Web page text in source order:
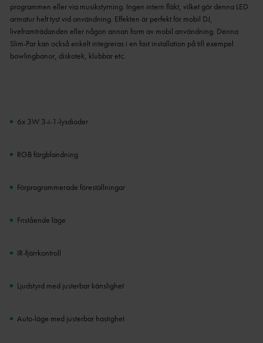
programmen eller via musikstyrning. Ingen intern fläkt, vilket gör denna LED
armatur helt tyst vid användning. Effekten är perfekt för mobil DJ,
liveframträdanden eller någon annan form av mobil användning. Denna
Slim-Par kan också enkelt integreras i en fast installation på till exempel
bowlingbanor, diskotek, klubbar etc.
6x 3W 3-i-1-lysdioder
RGB färgblandning
Förprogrammerade föreställningar
Fristående läge
IR-fjärrkontroll
Ljudstyrd med justerbar känslighet
Auto-läge med justerbar hastighet